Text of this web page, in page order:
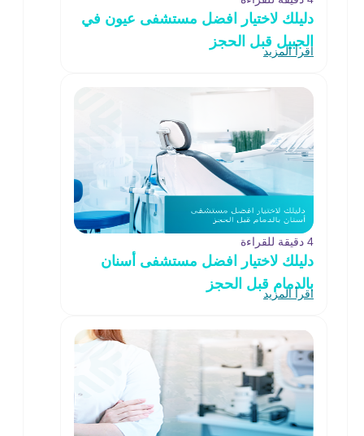
دليلك لاختيار افضل مستشفى عيون في
الجبيل قبل الحجز
اقرأ المزيد
4 دقيقة للقراءة
دليلك لاختيار افضل مستشفى أسنان
بالدمام قبل الحجز
اقرأ المزيد